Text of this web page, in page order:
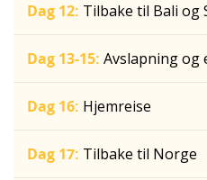
Dag 12: Tilbake til Bali og
Dag 13-15: Avslapning og
Dag 16: Hjemreise
Dag 17: Tilbake til Norge